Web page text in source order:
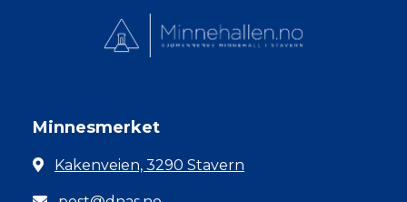
Minnesmerket
Kakenveien, 3290 Stavern